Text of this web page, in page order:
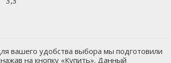
вашего удобства выбора мы подготовили
на кнопку «Купить». Данный